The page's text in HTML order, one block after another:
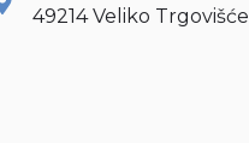
49214 Veliko Trgovišće